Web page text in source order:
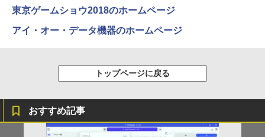
付】 【電子書籍】[ 深山じお ]
￥14,990
【2026年アップグレード版】AOKIMI ワイヤ
レスイヤホン bluetooth イヤホン V12 小型
￥250
￥250
On My Road (Stadium ver.)
ットル (Smart Basic)
￥1,380
￥1,117
by Amazon 炭酸水 ラベルレス 500ml ×24本
￥832
￥594
HUNTER×HUNTER モノクロ版 39 (ジャンプ
コミックスDIGITAL)
東京ゲームショウ2018のホームページ
アイ・オー・データ機器のホームページ
トップページに戻る
おすすめ記事